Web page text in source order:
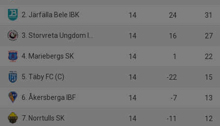
2. Järfälla Bele IBK 14 24 31
3. Storvreta Ungdom IBK 14 16 27
4. Mariebergs SK 14 1 22
5. Täby FC (C) 14 -22 15
6. Åkersberga IBF 14 -7 13
7. Norrtulls SK 14 -11 12